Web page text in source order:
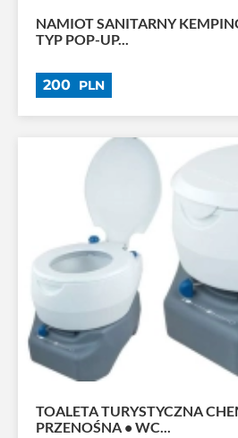
NAMIOT SANITARNY
TYP POP-UP...
200 PLN
TOALETA TURYSTYCZNA
PRZENOŚNA • WC...